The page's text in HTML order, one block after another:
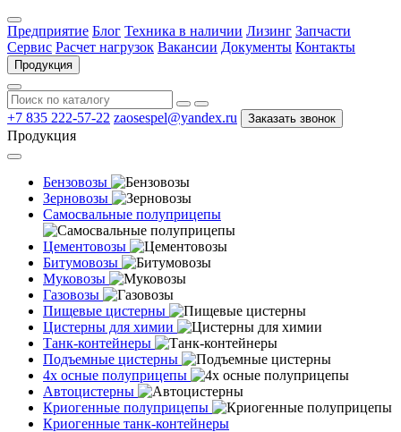
Предприятие Блог Техника в наличии Лизинг Запчасти
Сервис Расчет нагрузок Вакансии Документы Контакты
Продукция
+7 835 222-57-22 zaosespel@yandex.ru Заказать звонок
Продукция
Бензовозы
Зерновозы
Самосвальные полуприцепы
Цементовозы
Битумовозы
Муковозы
Газовозы
Пищевые цистерны
Цистерны для химии
Танк-контейнеры
Подъемные цистерны
4х осные полуприцепы
Автоцистерны
Криогенные полуприцепы
Криогенные танк-контейнеры